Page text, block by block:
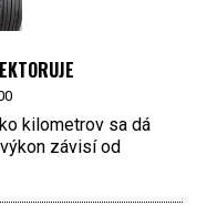
kilometrov sa dá
závisí od